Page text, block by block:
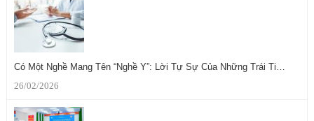
Có Một Nghề Mang Tên “Nghề Y”: Lời Tự Sự Của Những Trái Ti…
26/02/2026